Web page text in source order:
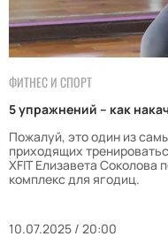
ФИТНЕС И СПОРТ
5 упражнений – как
Пожалуй, это один из
приходящих
XFIT Елизавета Соколова
комплекс для ягодиц.
10.07.2025 / 20:00